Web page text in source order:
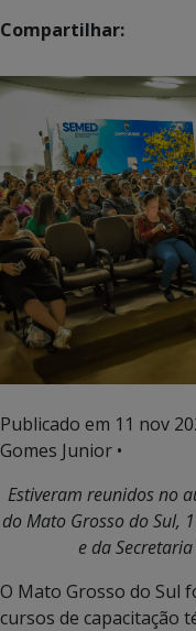
Compartilhar:
Publicado em 11 nov
Gomes Junior •
Estiveram reunidos no
do Mato Grosso do Sul,
e da
O Mato Grosso do Sul
cursos de capacitação